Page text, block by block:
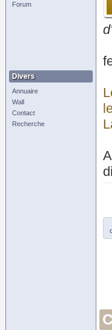
Forum
Divers
Annuaire
Wall
Contact
Recherche